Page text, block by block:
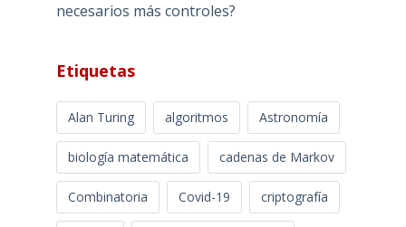
necesarios más controles?
Etiquetas
Alan Turing algoritmos Astronomía
biología matemática cadenas de Markov
Combinatoria Covid-19 criptografía